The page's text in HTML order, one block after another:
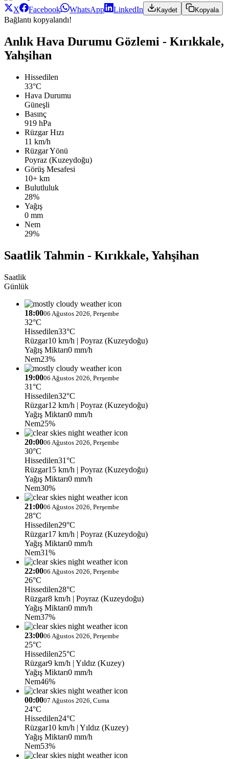
X Facebook WhatsApp LinkedIn Kaydet Kopyala
Bağlantı kopyalandı!
Anlık Hava Durumu Gözlemi - Kırıkkale,
Yahşihan
Hissedilen
33°C
Hava Durumu
Güneşli
Basınç
919 hPa
Rüzgar Hızı
11 km/h
Rüzgar Yönü
Poyraz (Kuzeydoğu)
Görüş Mesafesi
10+ km
Bulutluluk
28%
Yağış
0 mm
Nem
29%
Saatlik Tahmin - Kırıkkale, Yahşihan
Saatlik
Günlük
18:0006 Ağustos 2026, Perşembe
32°C
Hissedilen33°C
Rüzgar10 km/h | Poyraz (Kuzeydoğu)
Yağış Miktarı0 mm/h
Nem23%
19:0006 Ağustos 2026, Perşembe
31°C
Hissedilen32°C
Rüzgar12 km/h | Poyraz (Kuzeydoğu)
Yağış Miktarı0 mm/h
Nem25%
20:0006 Ağustos 2026, Perşembe
30°C
Hissedilen31°C
Rüzgar15 km/h | Poyraz (Kuzeydoğu)
Yağış Miktarı0 mm/h
Nem30%
21:0006 Ağustos 2026, Perşembe
28°C
Hissedilen29°C
Rüzgar17 km/h | Poyraz (Kuzeydoğu)
Yağış Miktarı0 mm/h
Nem31%
22:0006 Ağustos 2026, Perşembe
26°C
Hissedilen28°C
Rüzgar8 km/h | Poyraz (Kuzeydoğu)
Yağış Miktarı0 mm/h
Nem37%
23:0006 Ağustos 2026, Perşembe
25°C
Hissedilen25°C
Rüzgar9 km/h | Yıldız (Kuzey)
Yağış Miktarı0 mm/h
Nem46%
00:0007 Ağustos 2026, Cuma
24°C
Hissedilen24°C
Rüzgar10 km/h | Yıldız (Kuzey)
Yağış Miktarı0 mm/h
Nem53%